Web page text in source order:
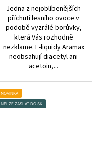
Jedna z nejoblíbenějších
příchutí lesního ovoce v
podobě vyzrálé borůvky,
která Vás rozhodně
nezklame. E-liquidy Aramax
neobsahují diacetyl ani
acetoin,...
NOVINKA
NELZE ZASLAT DO SK